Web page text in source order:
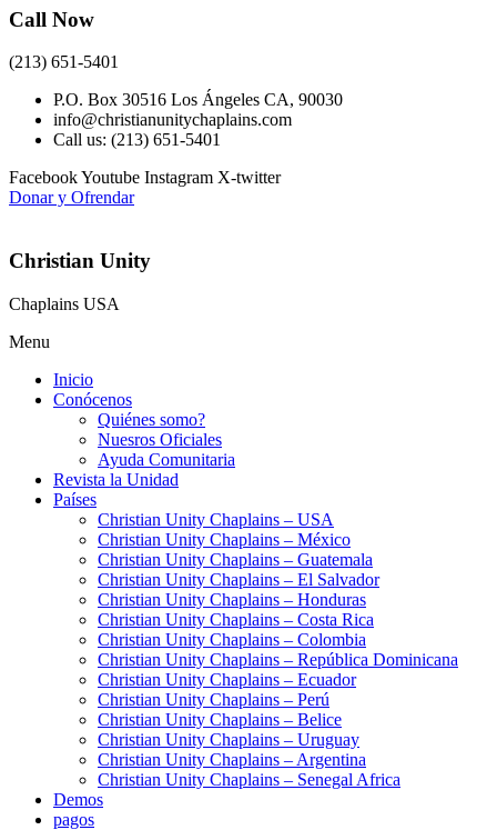
Call Now
(213) 651-5401
P.O. Box 30516 Los Ángeles CA, 90030
info@christianunitychaplains.com
Call us: (213) 651-5401
FacebookYoutube Instagram X-twitter
Donar y Ofrendar
Christian Unity
Chaplains USA
Menu
Inicio
Conócenos
Quiénes somo?
Nuesros Oficiales
Ayuda Comunitaria
Revista la Unidad
Países
Christian Unity Chaplains – USA
Christian Unity Chaplains – México
Christian Unity Chaplains – Guatemala
Christian Unity Chaplains – El Salvador
Christian Unity Chaplains – Honduras
Christian Unity Chaplains – Costa Rica
Christian Unity Chaplains – Colombia
Christian Unity Chaplains – República Dominicana
Christian Unity Chaplains – Ecuador
Christian Unity Chaplains – Perú
Christian Unity Chaplains – Belice
Christian Unity Chaplains – Uruguay
Christian Unity Chaplains – Argentina
Christian Unity Chaplains – Senegal Africa
Demos
pagos